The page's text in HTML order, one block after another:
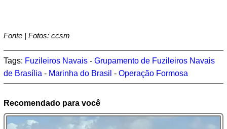
Fonte | Fotos: ccsm
Tags: Fuzileiros Navais - Grupamento de Fuzileiros Navais
de Brasília - Marinha do Brasil - Operação Formosa
Recomendado para você